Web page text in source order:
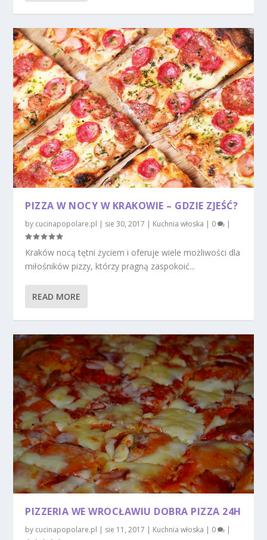
PIZZA W NOCY W KRAKOWIE – GDZIE ZJEŚĆ?
by cucinapopolare.pl | sie 30, 2017 | Kuchnia włoska | 0 |
Kraków nocą tętni życiem i oferuje wiele możliwości dla
miłośników pizzy, którzy pragną zaspokoić...
READ MORE
PIZZERIA WE WROCŁAWIU DOBRA PIZZA 24H
by cucinapopolare.pl | sie 11, 2017 | Kuchnia włoska | 0 |